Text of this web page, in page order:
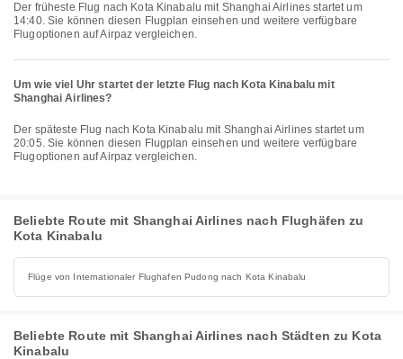
Der früheste Flug nach Kota Kinabalu mit Shanghai Airlines startet um
14:40. Sie können diesen Flugplan einsehen und weitere verfügbare
Flugoptionen auf Airpaz vergleichen.
Um wie viel Uhr startet der letzte Flug nach Kota Kinabalu mit
Shanghai Airlines?
Der späteste Flug nach Kota Kinabalu mit Shanghai Airlines startet um
20:05. Sie können diesen Flugplan einsehen und weitere verfügbare
Flugoptionen auf Airpaz vergleichen.
Beliebte Route mit Shanghai Airlines nach Flughäfen zu
Kota Kinabalu
Flüge von Internationaler Flughafen Pudong nach Kota Kinabalu
Beliebte Route mit Shanghai Airlines nach Städten zu Kota
Kinabalu